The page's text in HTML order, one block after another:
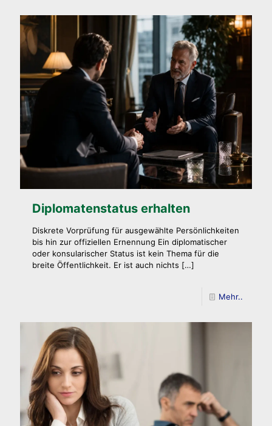
Diplomatenstatus erhalten
Diskrete Vorprüfung für ausgewählte Persönlichkeiten
bis hin zur offiziellen Ernennung Ein diplomatischer
oder konsularischer Status ist kein Thema für die
breite Öffentlichkeit. Er ist auch nichts […]
Mehr..